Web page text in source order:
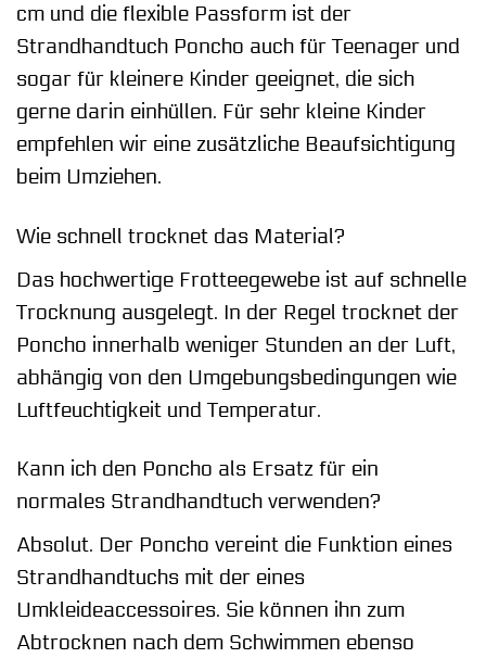
cm und die flexible Passform ist der
Strandhandtuch Poncho auch für Teenager und
sogar für kleinere Kinder geeignet, die sich
gerne darin einhüllen. Für sehr kleine Kinder
empfehlen wir eine zusätzliche Beaufsichtigung
beim Umziehen.
Wie schnell trocknet das Material?
Das hochwertige Frotteegewebe ist auf schnelle
Trocknung ausgelegt. In der Regel trocknet der
Poncho innerhalb weniger Stunden an der Luft,
abhängig von den Umgebungsbedingungen wie
Luftfeuchtigkeit und Temperatur.
Kann ich den Poncho als Ersatz für ein
normales Strandhandtuch verwenden?
Absolut. Der Poncho vereint die Funktion eines
Strandhandtuchs mit der eines
Umkleideaccessoires. Sie können ihn zum
Abtrocknen nach dem Schwimmen ebenso